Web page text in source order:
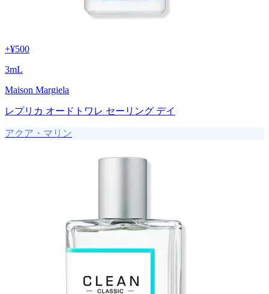
+¥500
3mL
Maison Margiela
レプリカ オードトワレ セーリング デイ
アクア・マリン